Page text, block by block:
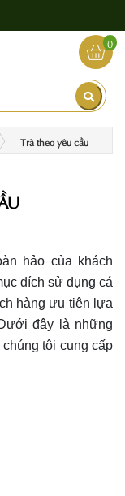
0
Trà theo yêu cầu
hảo của khách
đích sử dụng cá
hàng ưu tiên lựa
đây là những
tôi cung cấp